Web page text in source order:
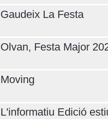
Gaudeix La Festa
Olvan, Festa Major
Moving
L'informatiu Edició